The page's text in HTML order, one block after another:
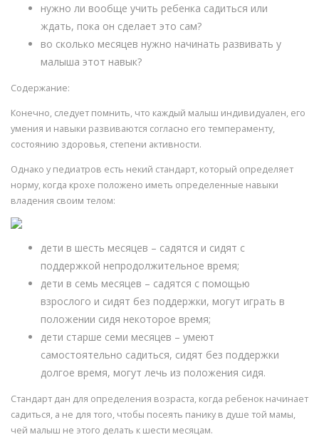
нужно ли вообще учить ребенка садиться или
ждать, пока он сделает это сам?
во сколько месяцев нужно начинать развивать у
малыша этот навык?
Содержание:
Конечно, следует помнить, что каждый малыш индивидуален, его
умения и навыки развиваются согласно его темпераменту,
состоянию здоровья, степени активности.
Однако у педиатров есть некий стандарт, который определяет
норму, когда крохе положено иметь определенные навыки
владения своим телом:
дети в шесть месяцев – садятся и сидят с
поддержкой непродолжительное время;
дети в семь месяцев – садятся с помощью
взрослого и сидят без поддержки, могут играть в
положении сидя некоторое время;
дети старше семи месяцев – умеют
самостоятельно садиться, сидят без поддержки
долгое время, могут лечь из положения сидя.
Стандарт дан для определения возраста, когда ребенок начинает
садиться, а не для того, чтобы посеять панику в душе той мамы,
чей малыш не этого делать к шести месяцам.